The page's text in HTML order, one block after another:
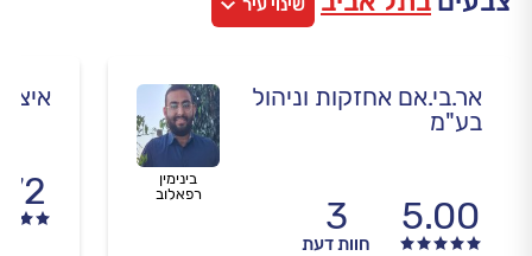
שינוי עיר
אר.בי.אם אחזקות וניהול
בע"מ
5.00
3
חוות דעת
בינימין
רפאלוב